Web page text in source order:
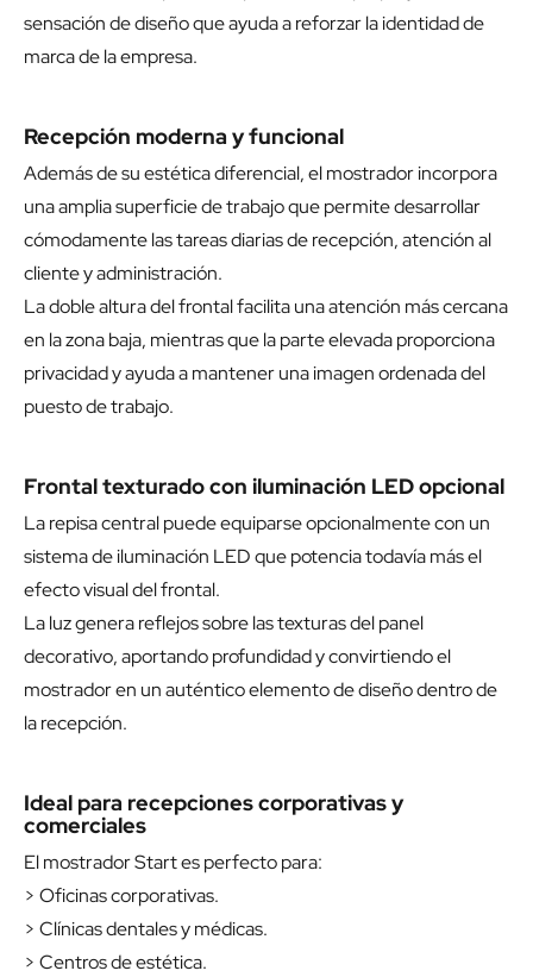
sensación de diseño que ayuda a reforzar la identidad de
marca de la empresa.
Recepción moderna y funcional
Además de su estética diferencial, el mostrador incorpora
una amplia superficie de trabajo que permite desarrollar
cómodamente las tareas diarias de recepción, atención al
cliente y administración.
La doble altura del frontal facilita una atención más cercana
en la zona baja, mientras que la parte elevada proporciona
privacidad y ayuda a mantener una imagen ordenada del
puesto de trabajo.
Frontal texturado con iluminación LED opcional
La repisa central puede equiparse opcionalmente con un
sistema de iluminación LED que potencia todavía más el
efecto visual del frontal.
La luz genera reflejos sobre las texturas del panel
decorativo, aportando profundidad y convirtiendo el
mostrador en un auténtico elemento de diseño dentro de
la recepción.
Ideal para recepciones corporativas y
comerciales
El mostrador Start es perfecto para:
> Oficinas corporativas.
> Clínicas dentales y médicas.
> Centros de estética.